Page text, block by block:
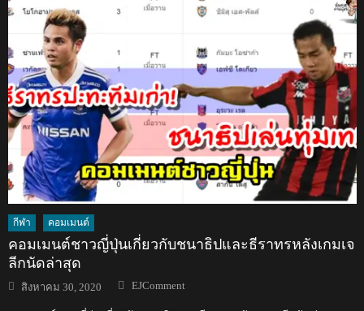
กีฬา คอมเมนต์
คอมเมนต์ชาวญี่ปุ่นเกี่ยวกับชนาธิปและธีราทรหลังเกมเจ
ลีกนัดล่าสุด
Posted
on
สิงหาคม 30, 2020 Author
EJComment